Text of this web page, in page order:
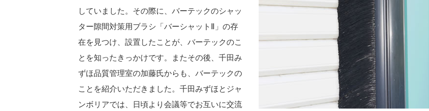
していました。その際に、バーテックのシャッ
ター隙間対策用ブラシ「バーシャットⅡ」の存
在を見つけ、設置したことが、バーテックのこ
とを知ったきっかけです。またその後、千田み
ずほ品質管理室の加藤氏からも、バーテックの
ことを紹介いただきました。千田みずほとジャ
ンボリアでは、日頃より会議等でお互いに交流